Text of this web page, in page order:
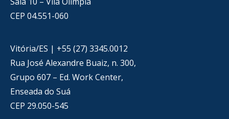
CEP 04.551-060
Vitória/ES | +55 (27) 3345.0012
Rua José Alexandre Buaiz, n. 300,
Grupo 607 – Ed. Work Center,
Enseada do Suá
CEP 29.050-545